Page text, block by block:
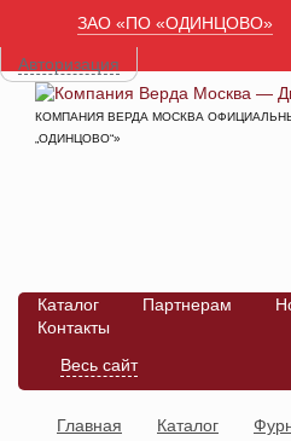
ЗАО «ПО «ОДИНЦОВО»
Авторизация
КОМПАНИЯ ВЕРДА МОСКВА
„ОДИНЦОВО“»
Каталог Партнерам
Контакты
Весь сайт
Главная Каталог